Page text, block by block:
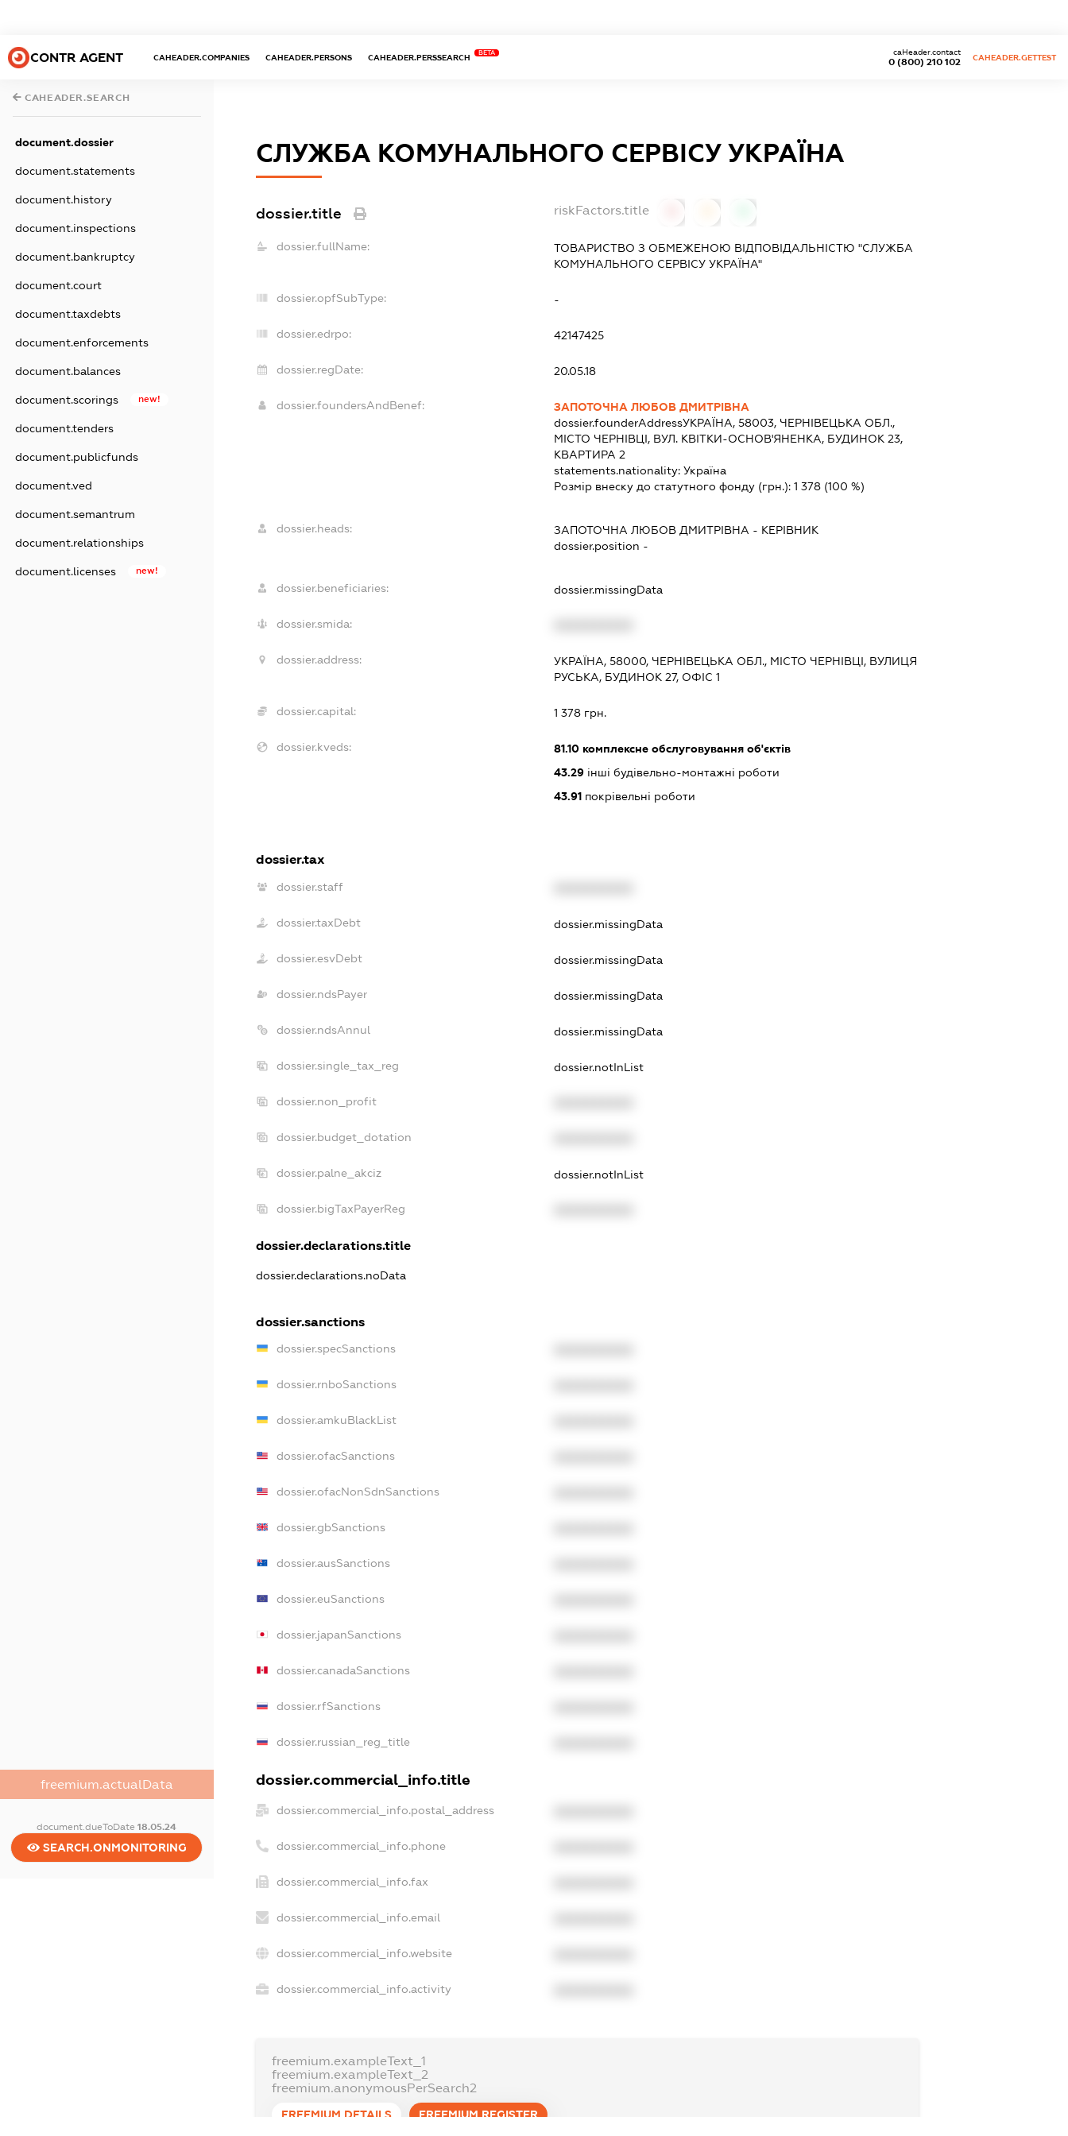
CONTR AGENT CAHEADER.COMPANIES CAHEADER.PERSONS CAHEADER.PERSSEARCH
BETA
0 (800) 210 102
caHeader.contact
CAHEADER.GETTEST
CAHEADER.SEARCH
document.dossier
document.statements
document.history
document.inspections
document.bankruptcy
document.court
document.taxdebts
document.enforcements
document.balances
document.scorings new!
document.tenders
document.publicfunds
document.ved
document.semantrum
document.relationships
document.licenses new!
freemium.actualData
document.dueToDate18.05.24
SEARCH.ONMONITORING
СЛУЖБА КОМУНАЛЬНОГО СЕРВІСУ УКРАЇНА
dossier.title riskFactors.title
dossier.fullName:
ТОВАРИСТВО З ОБМЕЖЕНОЮ ВІДПОВІДАЛЬНІСТЮ "СЛУЖБА
КОМУНАЛЬНОГО СЕРВІСУ УКРАЇНА"
dossier.opfSubType: -
dossier.edrpo: 42147425
dossier.regDate: 20.05.18
dossier.foundersAndBenef:
ЗАПОТОЧНА ЛЮБОВ ДМИТРІВНА
dossier.founderAddressУКРАЇНА, 58003, ЧЕРНІВЕЦЬКА ОБЛ.,
МІСТО ЧЕРНІВЦІ, ВУЛ. КВІТКИ-ОСНОВ'ЯНЕНКА, БУДИНОК 23,
КВАРТИРА 2
statements.nationality:Україна
Розмір внеску до статутного фонду (грн.):1 378 (100 %)
dossier.heads: ЗАПОТОЧНА ЛЮБОВ ДМИТРІВНА - КЕРІВНИК
dossier.position -
dossier.beneficiaries: dossier.missingData
dossier.smida:
dossier.address:
УКРАЇНА, 58000, ЧЕРНІВЕЦЬКА ОБЛ., МІСТО ЧЕРНІВЦІ, ВУЛИЦЯ
РУСЬКА, БУДИНОК 27, ОФІС 1
dossier.capital: 1 378 грн.
dossier.kveds: 81.10 комплексне обслуговування об'єктів
43.29 інші будівельно-монтажні роботи
43.91 покрівельні роботи
dossier.tax
dossier.staff
dossier.taxDebt dossier.missingData
dossier.esvDebt dossier.missingData
dossier.ndsPayer dossier.missingData
dossier.ndsAnnul dossier.missingData
dossier.single_tax_reg dossier.notInList
dossier.non_profit
dossier.budget_dotation
dossier.palne_akciz dossier.notInList
dossier.bigTaxPayerReg
dossier.declarations.title
dossier.declarations.noData
dossier.sanctions
dossier.specSanctions
dossier.rnboSanctions
dossier.amkuBlackList
dossier.ofacSanctions
dossier.ofacNonSdnSanctions
dossier.gbSanctions
dossier.ausSanctions
dossier.euSanctions
dossier.japanSanctions
dossier.canadaSanctions
dossier.rfSanctions
dossier.russian_reg_title
dossier.commercial_info.title
dossier.commercial_info.postal_address
dossier.commercial_info.phone
dossier.commercial_info.fax
dossier.commercial_info.email
dossier.commercial_info.website
dossier.commercial_info.activity
freemium.exampleText_1
freemium.exampleText_2
freemium.anonymousPerSearch2
FREEMIUM.DETAILS FREEMIUM.REGISTER